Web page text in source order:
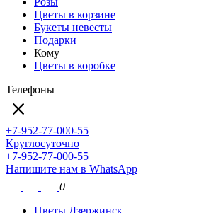
Цветы в корзине
Букеты невесты
Подарки
Кому
Цветы в коробке
Телефоны
+7-952-77-000-55
Круглосуточно
+7-952-77-000-55
Напишите нам в WhatsApp
0